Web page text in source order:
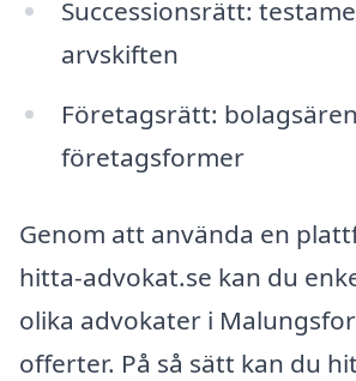
Successionsrätt:
arvskiften
Företagsrätt:
företagsformer
Genom att använda en
hitta-advokat.se kan du
olika advokater i
offerter. På så sätt kan du